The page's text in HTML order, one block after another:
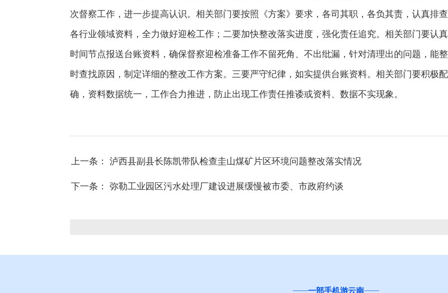
次督察工作，进一步提高认识。相关部门要按照《方案》要求，各司其职，各负其责，认真排
各行业领域资料，全力做好迎检工作；二要加快整改落实进度，强化责任追究。相关部门要认
时间节点报送台账资料，确保督察迎检准备工作不留死角、不出纰漏，针对清理出的问题，能
时查找原因，制定详细的整改工作方案。三要严守纪律，如实提供台账资料。相关部门要积极
确，资料数据统一，工作合力推进，防止出现工作责任推诿或资料、数据不实现象。
上一条： 泸西县副县长陈凯带队检查圭山煤矿片区环境问题整改落实情况
下一条： 弥勒工业园区污水处理厂建设进展缓慢被市委、市政府约谈
一部手机游云南